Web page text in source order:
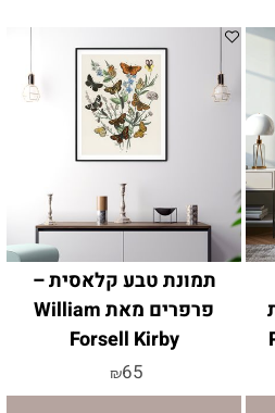
תמונת טבע קלאסית –
פרפרים מאת William
Forsell Kirby
₪65